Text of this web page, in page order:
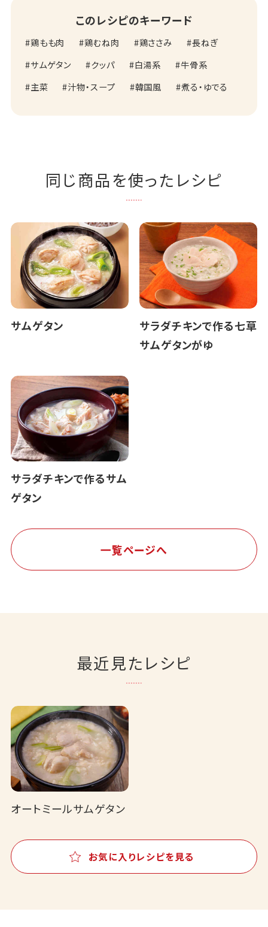
このレシピのキーワード
鶏もも肉 鶏むね肉 鶏ささみ
長ねぎ
サムゲタン
クッパ 白湯系
牛骨系
主菜
汁物・スープ 韓国風 煮る・ゆでる
同じ商品を使ったレシピ
サムゲタン
サラダチキンで作る七草
サムゲタンがゆ
サラダチキンで作るサム
ゲタン
一覧ページへ
最近見たレシピ
オートミールサムゲタン
お気に入りレシピを見る